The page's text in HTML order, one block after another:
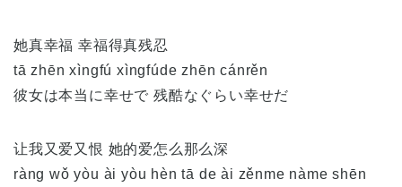
她真幸福 幸福得真残忍
tā zhēn xìngfú xìngfúde zhēn cánrěn
彼女は本当に幸せで 残酷なぐらい幸せだ
让我又爱又恨 她的爱怎么那么深
ràng wǒ yòu ài yòu hèn tā de ài zěnme nàme shēn